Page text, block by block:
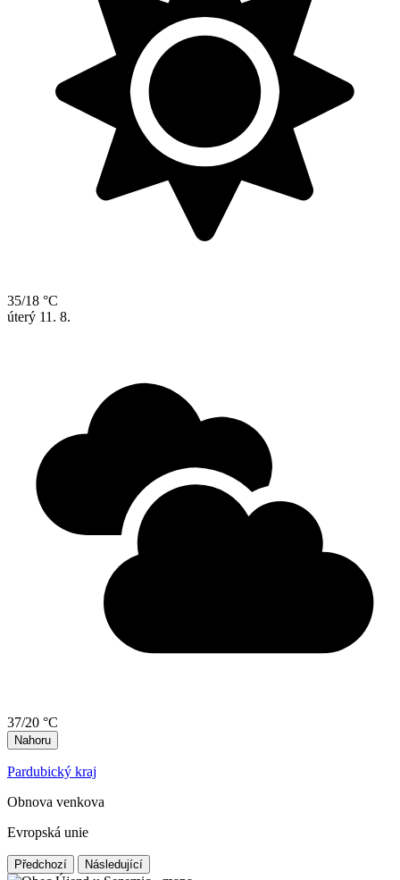
35/18 °C
úterý 11. 8.
37/20 °C
Nahoru
Pardubický kraj
Obnova venkova
Evropská unie
Předchozí Následující